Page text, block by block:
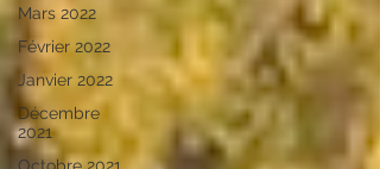
Mars 2022
Février 2022
Janvier 2022
Décembre
2021